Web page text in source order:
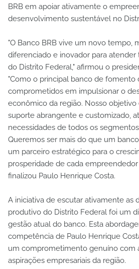
BRB em apoiar ativamente o
desenvolvimento sustentável no
"O Banco BRB vive um novo tempo,
diferenciado e inovador para
do Distrito Federal," afirmou o
"Como o principal banco de fomento
comprometidos em impulsionar o
econômico da região. Nosso
suporte abrangente e customizado,
necessidades de todos os
Queremos ser mais do que um
um parceiro estratégico para o
prosperidade de cada
finalizou Paulo Henrique Costa.
A iniciativa de escutar ativamente as
produtivo do Distrito Federal foi um
gestão atual do banco. Esta
competência de Paulo Henrique
um comprometimento genuíno com
aspirações empresariais da região.